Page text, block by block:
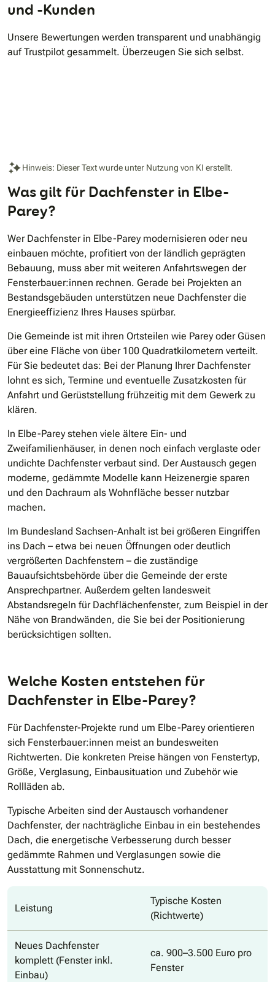
und -Kunden
Unsere Bewertungen werden transparent und unabhängig
auf Trustpilot gesammelt. Überzeugen Sie sich selbst.
Hinweis: Dieser Text wurde unter Nutzung von KI erstellt.
Was gilt für Dachfenster in Elbe-
Parey?
Wer Dachfenster in Elbe-Parey modernisieren oder neu
einbauen möchte, profitiert von der ländlich geprägten
Bebauung, muss aber mit weiteren Anfahrtswegen der
Fensterbauer:innen rechnen. Gerade bei Projekten an
Bestandsgebäuden unterstützen neue Dachfenster die
Energieeffizienz Ihres Hauses spürbar.
Die Gemeinde ist mit ihren Ortsteilen wie Parey oder Güsen
über eine Fläche von über 100 Quadratkilometern verteilt.
Für Sie bedeutet das: Bei der Planung Ihrer Dachfenster
lohnt es sich, Termine und eventuelle Zusatzkosten für
Anfahrt und Gerüststellung frühzeitig mit dem Gewerk zu
klären.
In Elbe-Parey stehen viele ältere Ein- und
Zweifamilienhäuser, in denen noch einfach verglaste oder
undichte Dachfenster verbaut sind. Der Austausch gegen
moderne, gedämmte Modelle kann Heizenergie sparen
und den Dachraum als Wohnfläche besser nutzbar
machen.
Im Bundesland Sachsen-Anhalt ist bei größeren Eingriffen
ins Dach – etwa bei neuen Öffnungen oder deutlich
vergrößerten Dachfenstern – die zuständige
Bauaufsichtsbehörde über die Gemeinde der erste
Ansprechpartner. Außerdem gelten landesweit
Abstandsregeln für Dachflächenfenster, zum Beispiel in der
Nähe von Brandwänden, die Sie bei der Positionierung
berücksichtigen sollten.
Welche Kosten entstehen für
Dachfenster in Elbe-Parey?
Für Dachfenster-Projekte rund um Elbe-Parey orientieren
sich Fensterbauer:innen meist an bundesweiten
Richtwerten. Die konkreten Preise hängen von Fenstertyp,
Größe, Verglasung, Einbausituation und Zubehör wie
Rollläden ab.
Typische Arbeiten sind der Austausch vorhandener
Dachfenster, der nachträgliche Einbau in ein bestehendes
Dach, die energetische Verbesserung durch besser
gedämmte Rahmen und Verglasungen sowie die
Ausstattung mit Sonnenschutz.
Leistung
Typische Kosten
(Richtwerte)
Neues Dachfenster
komplett (Fenster inkl.
Einbau)
ca. 900–3.500 Euro pro
Fenster